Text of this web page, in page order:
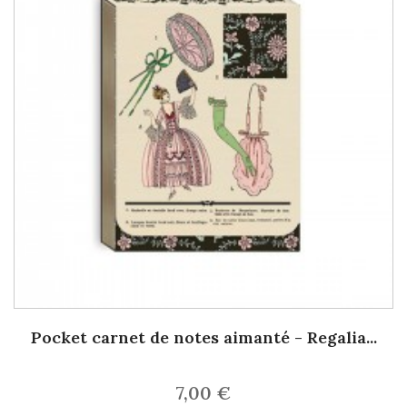
Pocket carnet de notes aimanté - Regalia...
7,00 €